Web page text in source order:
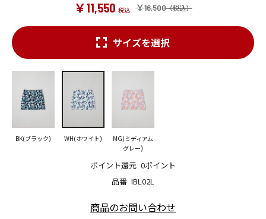
￥16,500
￥11,550
品番 IBL02L
ポイント還元 0ポイント
サイズを選択
BK(ブラック) WH(ホワイト)
MG(ミディアム
グレー)
商品のお問い合わせ